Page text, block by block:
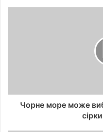
Чорне море може